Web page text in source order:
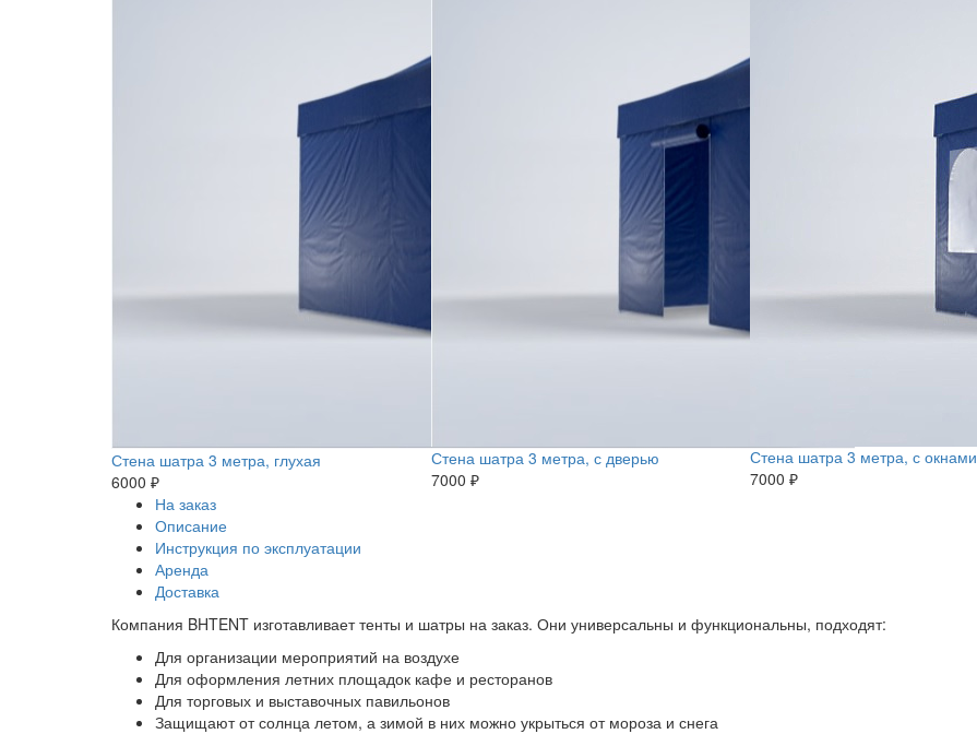
Стена шатра 3 метра, глухая
6000 ₽
Стена шатра 3 метра, с дверью
7000 ₽
Стена шатра 3 метра, с окнами
7000 ₽
На заказ
Описание
Инструкция по эксплуатации
Аренда
Доставка
Компания BHTENT изготавливает тенты и шатры на заказ. Они универсальны и функциональны, подходят:
Для организации мероприятий на воздухе
Для оформления летних площадок кафе и ресторанов
Для торговых и выставочных павильонов
Защищают от солнца летом, а зимой в них можно укрыться от мороза и снега